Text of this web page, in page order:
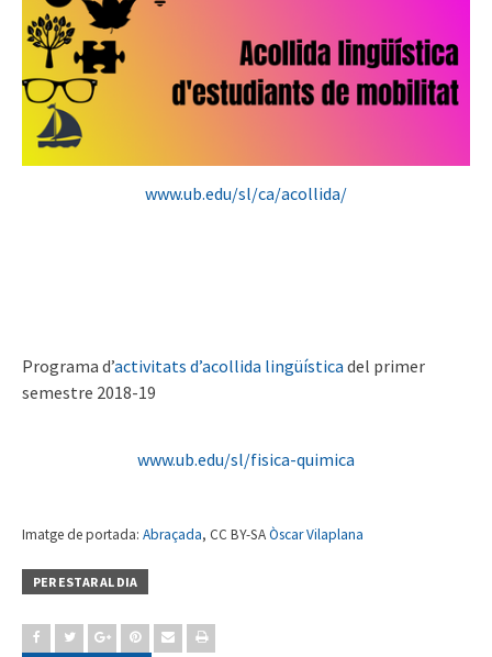
www.ub.edu/sl/ca/acollida/
Programa d’activitats d’acollida lingüística del primer
semestre 2018-19
www.ub.edu/sl/fisica-quimica
Imatge de portada: Abraçada, CC BY-SAÒscar Vilaplana
PER ESTAR AL DIA